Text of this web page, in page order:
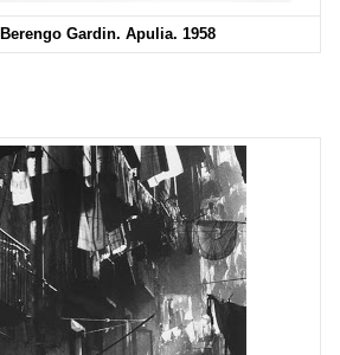
Gardin. Apulia. 1958